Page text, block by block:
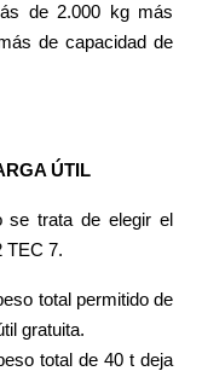
de 2.000 kg más
de capacidad de
ÚTIL
se trata de elegir el
TEC 7.
total permitido de
gratuita.
total de 40 t deja